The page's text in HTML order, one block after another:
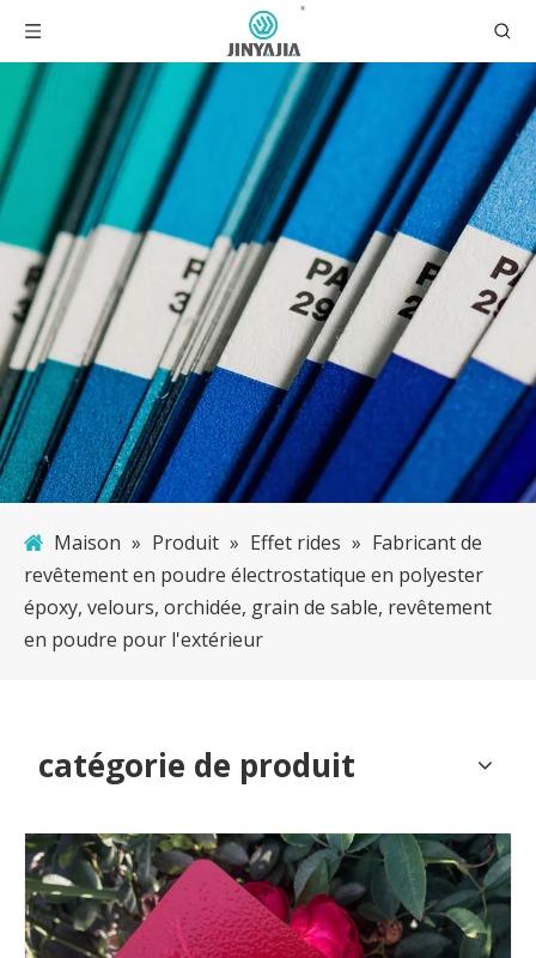
Maison » Produit » Effet rides » Fabricant de
revêtement en poudre électrostatique en polyester
époxy, velours, orchidée, grain de sable, revêtement
en poudre pour l'extérieur
catégorie de produit